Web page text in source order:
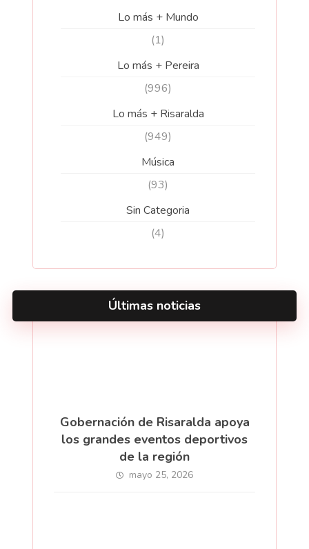
Lo más + Mundo
(1)
Lo más + Pereira
(996)
Lo más + Risaralda
(949)
Música
(93)
Sin Categoria
(4)
Últimas noticias
Gobernación de Risaralda apoya
los grandes eventos deportivos
de la región
mayo 25, 2026